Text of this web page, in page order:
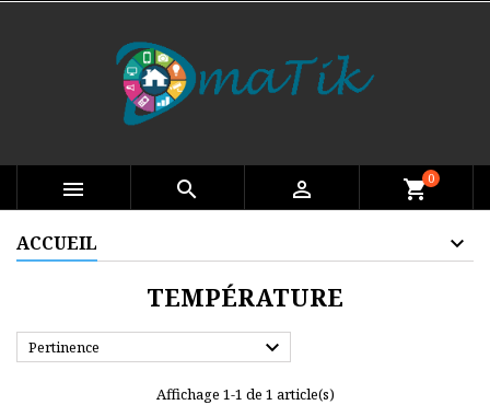
 search  shopping_cart0
ACCUEIL
TEMPÉRATURE
Pertinence 
Affichage 1-1 de 1 article(s)